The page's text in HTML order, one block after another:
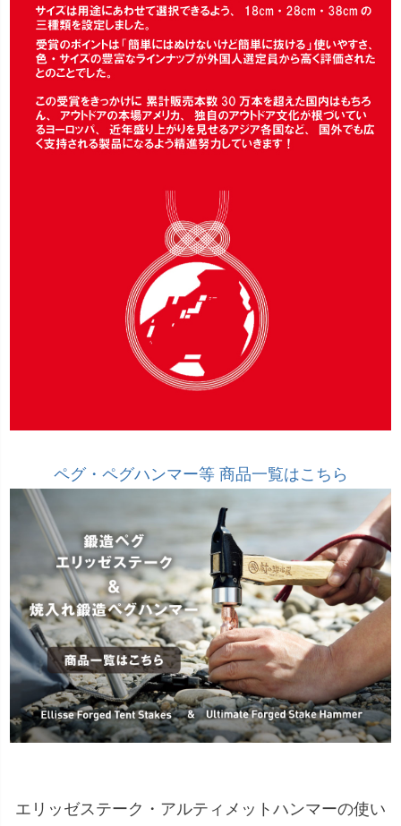
ペグ・ペグハンマー等 商品一覧はこちら
エリッゼステーク・アルティメットハンマーの使い